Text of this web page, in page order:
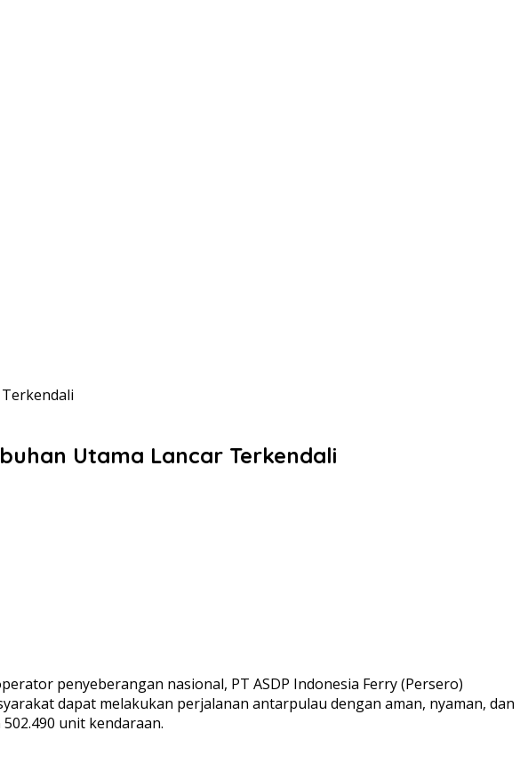
Utama Lancar Terkendali
penyeberangan nasional, PT ASDP Indonesia Ferry (Persero)
dapat melakukan perjalanan antarpulau dengan aman, nyaman, dan
unit kendaraan.